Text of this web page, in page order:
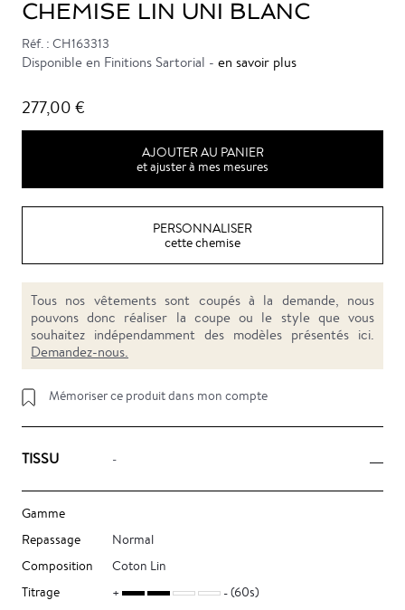
CHEMISE LIN UNI BLANC
Réf. : CH163313
Disponible en Finitions Sartorial - en savoir plus
277,00 €
AJOUTER AU PANIER
et ajuster à mes mesures
PERSONNALISER
cette chemise
Tous nos vêtements sont coupés à la demande, nous
pouvons donc réaliser la coupe ou le style que vous
souhaitez indépendamment des modèles présentés ici.
Demandez-nous.
Mémoriser ce produit dans mon compte
TISSU -
Gamme
Repassage
Normal
Composition
Coton Lin
Titrage
(60s)